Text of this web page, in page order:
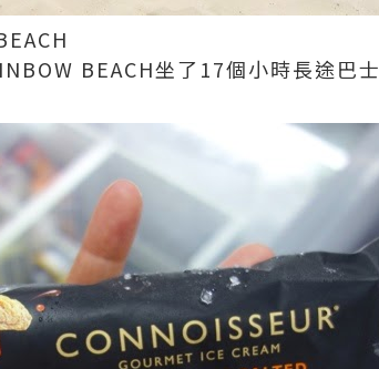
BEACH坐了17個小時長途巴士